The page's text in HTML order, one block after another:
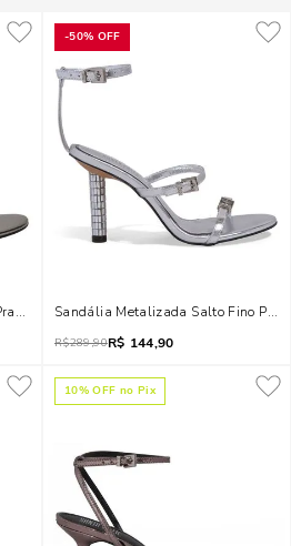
Salto Baixo
-50% OFF
Sandália Metalizada Salto Fino
R$289,90R$ 144,90
10% OFF no Pix